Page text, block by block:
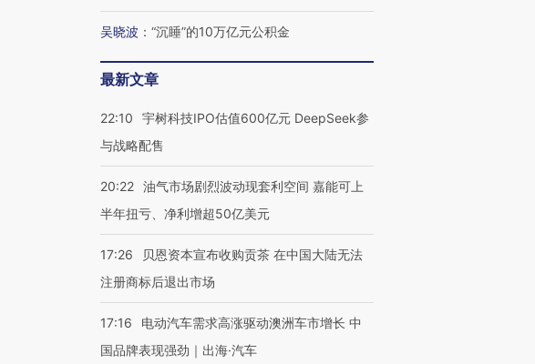
吴晓波 ： “沉睡”的10万亿元公积金
最新文章
22:10
宇树科技IPO估值600亿元 DeepSeek参
与战略配售
20:22 油气市场剧烈波动现套利空间 嘉能可上
半年扭亏、净利增超50亿美元
17:26
贝恩资本宣布收购贡茶 在中国大陆无法
注册商标后退出市场
17:16
电动汽车需求高涨驱动澳洲车市增长 中
国品牌表现强劲｜出海·汽车